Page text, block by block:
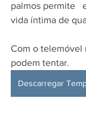
palmos permite
vida íntima de
Com o telemóvel
podem tentar.
Descarregar